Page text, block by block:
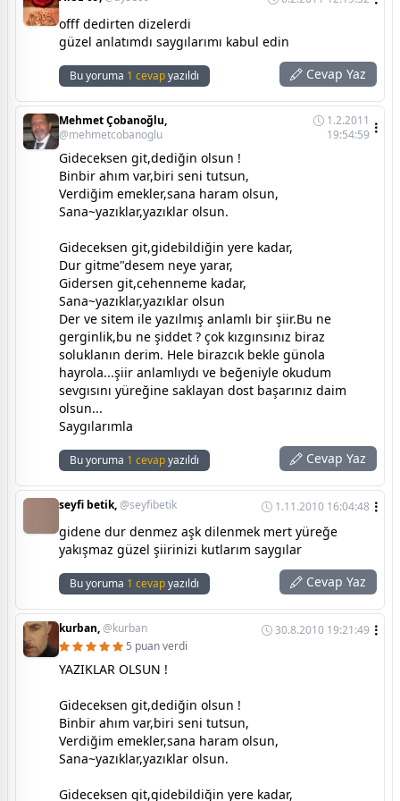
offf dedirten dizelerdi
güzel anlatımdı saygılarımı kabul edin
Bu yoruma 1 cevapyazıldı Cevap Yaz
Mehmet Çobanoğlu,
@mehmetcobanoglu
1.2.2011
19:54:59
Gideceksen git,dediğin olsun !
Binbir ahım var,biri seni tutsun,
Verdiğim emekler,sana haram olsun,
Sana~yazıklar,yazıklar olsun.
Gideceksen git,gidebildiğin yere kadar,
Dur gitme"desem neye yarar,
Gidersen git,cehenneme kadar,
Sana~yazıklar,yazıklar olsun
Der ve sitem ile yazılmış anlamlı bir şiir.Bu ne
gerginlik,bu ne şiddet ? çok kızgınsınız biraz
soluklanın derim. Hele birazcık bekle günola
hayrola...şiir anlamlıydı ve beğeniyle okudum
sevgısını yüreğine saklayan dost başarınız daim
olsun...
Saygılarımla
Bu yoruma 1 cevapyazıldı Cevap Yaz
seyfi betik,@seyfibetik 1.11.2010 16:04:48
gidene dur denmez aşk dilenmek mert yüreğe
yakışmaz güzel şiirinizi kutlarım saygılar
Bu yoruma 1 cevapyazıldı Cevap Yaz
kurban,@kurban
30.8.2010 19:21:49
5 puan verdi
YAZIKLAR OLSUN !
Gideceksen git,dediğin olsun !
Binbir ahım var,biri seni tutsun,
Verdiğim emekler,sana haram olsun,
Sana~yazıklar,yazıklar olsun.
Gideceksen git,gidebildiğin yere kadar,